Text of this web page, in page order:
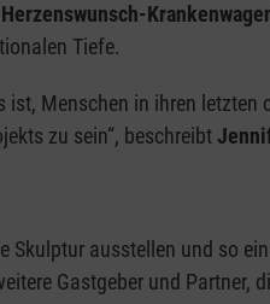
Tiefe.
Menschen in ihren
zu sein“, beschreibt
ausstellen und so
Gastgeber und Partner,